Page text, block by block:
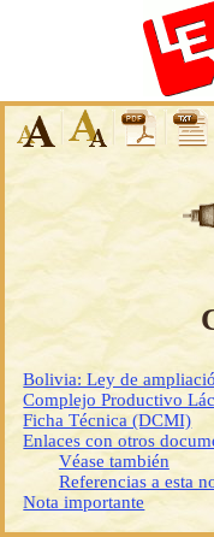
Bolivia: Ley de
Complejo Productivo
Ficha Técnica (DCMI)
Enlaces con otros
Véase también
Referencias a esta
Nota importante